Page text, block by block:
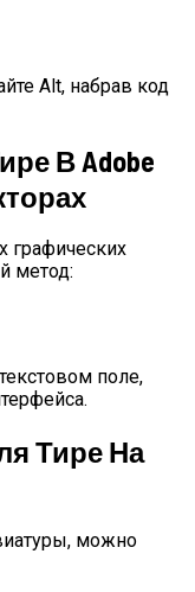
Alt, набрав код
В Adobe
графических
метод:
поле,
Тире На
можно